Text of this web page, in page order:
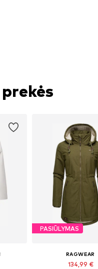
PASIŪLYMAS
RAGWEAR
134,99 €